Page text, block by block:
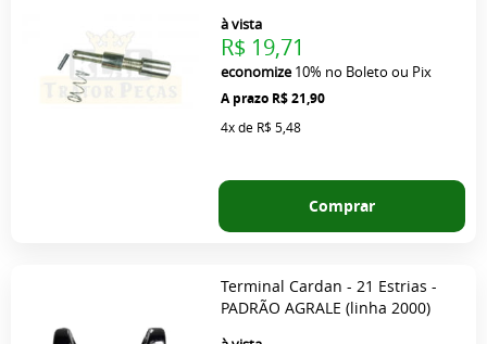
R$ 21,90
à vista
R$ 19,71
economize10% no Boleto ou Pix
4xde R$ 5,48
Comprar
Terminal Cardan - 21 Estrias -
PADRÃO AGRALE (linha 2000)